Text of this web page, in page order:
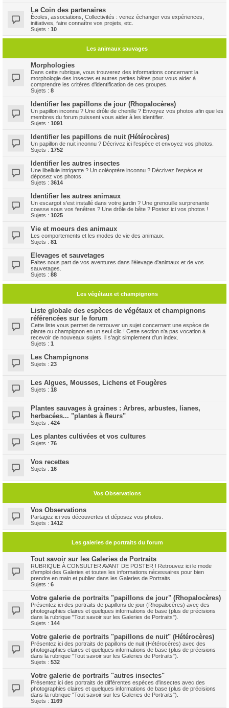
Le Coin des partenaires
Ècoles, associations, Collectivités : venez échanger vos expériences,
initiatives, faire connaître vos projets, etc.
Sujets : 10
Les animaux sauvages
Morphologies
Dans cette rubrique, vous trouverez des informations concernant la
morphologie des insectes et autres petites bêtes pour vous aider à
comprendre les critères d'identification de ces groupes.
Sujets : 8
Identifier les papillons de jour (Rhopalocères)
Un papillon inconnu ? Une drôle de chenille ? Envoyez vos photos afin que les
membres du forum puissent vous aider à les identifier.
Sujets : 1091
Identifier les papillons de nuit (Hétérocères)
Un papillon de nuit inconnu ? Décrivez ici l'espèce et envoyez vos photos.
Sujets : 1752
Identifier les autres insectes
Une libellule intrigante ? Un coléoptère inconnu ? Décrivez l'espèce et
déposez vos photos.
Sujets : 3614
Identifier les autres animaux
Un escargot s'est installé dans votre jardin ? Une grenouille surprenante
coasse sous vos fenêtres ? Une drôle de bête ? Postez ici vos photos !
Sujets : 1025
Vie et moeurs des animaux
Les comportements et les modes de vie des animaux.
Sujets : 81
Elevages et sauvetages
Faites nous part de vos aventures dans l'élevage d'animaux et de vos
sauvetages.
Sujets : 88
Les végétaux et champignons
Liste globale des espèces de végétaux et champignons
référencées sur le forum
Cette liste vous permet de retrouver un sujet concernant une espèce de
plante ou champignon en un seul clic ! Cette section n'a pas vocation à
recevoir de nouveaux sujets, il s'agit simplement d'un index.
Sujets : 1
Les Champignons
Sujets : 23
Les Algues, Mousses, Lichens et Fougères
Sujets : 18
Plantes sauvages à graines : Arbres, arbustes, lianes,
herbacées... "plantes à fleurs"
Sujets : 424
Les plantes cultivées et vos cultures
Sujets : 76
Vos recettes
Sujets : 16
Vos Observations
Vos Observations
Partagez ici vos découvertes et déposez vos photos.
Sujets : 1412
Les galeries de portraits du forum
Tout savoir sur les Galeries de Portraits
RUBRIQUE À CONSULTER AVANT DE POSTER ! Retrouvez ici le mode
d'emploi des Galeries et toutes les informations nécessaires pour bien
prendre en main et publier dans les Galeries de Portraits.
Sujets : 6
Votre galerie de portraits "papillons de jour" (Rhopalocères)
Présentez ici des portraits de papillons de jour (Rhopalocères) avec des
photographies claires et quelques informations de base (plus de précisions
dans la rubrique "Tout savoir sur les Galeries de Portraits").
Sujets : 144
Votre galerie de portraits "papillons de nuit" (Hétérocères)
Présentez ici des portraits de papillons de nuit (Hétérocères) avec des
photographies claires et quelques informations de base (plus de précisions
dans la rubrique "Tout savoir sur les Galeries de Portraits").
Sujets : 532
Votre galerie de portraits "autres insectes"
Présentez ici des portraits de différentes espèces d'insectes avec des
photographies claires et quelques informations de base (plus de précisions
dans la rubrique "Tout savoir sur les Galeries de Portraits").
Sujets : 1169